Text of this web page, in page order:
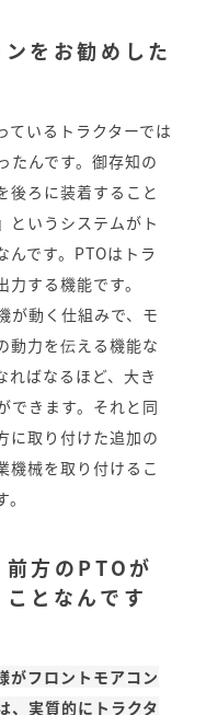
をお勧めした
ているトラクターでは
たんです。御存知の
後ろに装着すること
というシステムがト
んです。PTOはトラ
する機能です。
が動く仕組みで、モ
動力を伝える機能な
ればなるほど、大き
できます。それと同
に取り付けた追加の
機械を取り付けるこ
方のPTOが
となんです
がフロントモアコン
、実質的にトラクタ